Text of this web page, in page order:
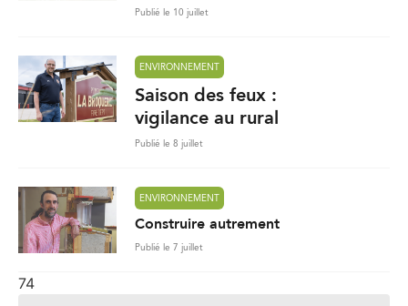
Publié le 10 juillet
ENVIRONNEMENT
Saison des feux :
vigilance au rural
Publié le 8 juillet
ENVIRONNEMENT
Construire autrement
Publié le 7 juillet
74